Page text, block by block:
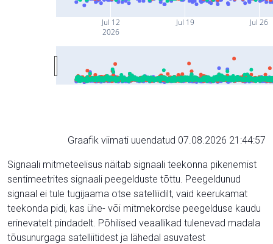
Jul 12
2026
Jul 19 Jul 26
Graafik viimati uuendatud 07.08.2026 21:44:57
Signaali mitmeteelisus näitab signaali teekonna pikenemist
sentimeetrites signaali peegelduste tõttu. Peegeldunud
signaal ei tule tugijaama otse satelliidilt, vaid keerukamat
teekonda pidi, kas ühe- või mitmekordse peegelduse kaudu
erinevatelt pindadelt. Põhilised veaallikad tulenevad madala
tõusunurgaga satelliitidest ja lähedal asuvatest